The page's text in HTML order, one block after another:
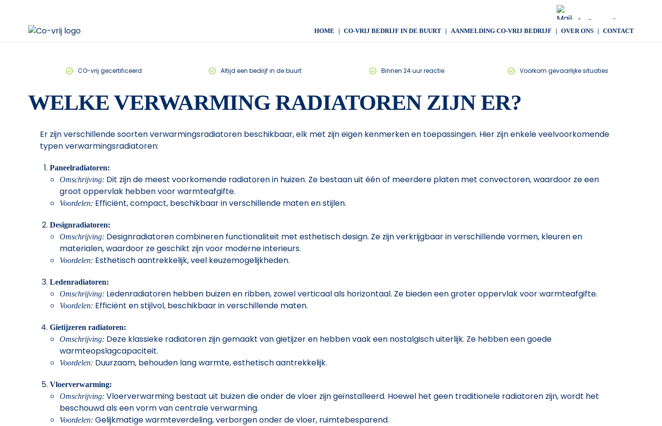
info@co-vrij.com
HOME CO-VRIJ BEDRIJF IN DE BUURT AANMELDING CO-VRIJ BEDRIJF OVER ONS CONTACT
CO-vrij gecertificeerd Altijd een bedrijf in de buurt Binnen 24 uur reactie Voorkom gevaarlijke situaties
WELKE VERWARMING RADIATOREN ZIJN ER?
Er zijn verschillende soorten verwarmingsradiatoren beschikbaar, elk met zijn eigen kenmerken en toepassingen. Hier zijn enkele veelvoorkomende
typen verwarmingsradiatoren:
Paneelradiatoren:
Omschrijving: Dit zijn de meest voorkomende radiatoren in huizen. Ze bestaan uit één of meerdere platen met convectoren, waardoor ze een
groot oppervlak hebben voor warmteafgifte.
Voordelen: Efficiënt, compact, beschikbaar in verschillende maten en stijlen.
Designradiatoren:
Omschrijving: Designradiatoren combineren functionaliteit met esthetisch design. Ze zijn verkrijgbaar in verschillende vormen, kleuren en
materialen, waardoor ze geschikt zijn voor moderne interieurs.
Voordelen: Esthetisch aantrekkelijk, veel keuzemogelijkheden.
Ledenradiatoren:
Omschrijving: Ledenradiatoren hebben buizen en ribben, zowel verticaal als horizontaal. Ze bieden een groter oppervlak voor warmteafgifte.
Voordelen: Efficiënt en stijlvol, beschikbaar in verschillende maten.
Gietijzeren radiatoren:
Omschrijving: Deze klassieke radiatoren zijn gemaakt van gietijzer en hebben vaak een nostalgisch uiterlijk. Ze hebben een goede
warmteopslagcapaciteit.
Voordelen: Duurzaam, behouden lang warmte, esthetisch aantrekkelijk.
Vloerverwarming:
Omschrijving: Vloerverwarming bestaat uit buizen die onder de vloer zijn geïnstalleerd. Hoewel het geen traditionele radiatoren zijn, wordt het
beschouwd als een vorm van centrale verwarming.
Voordelen: Gelijkmatige warmteverdeling, verborgen onder de vloer, ruimtebesparend.